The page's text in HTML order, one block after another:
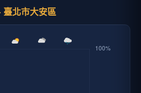
臺北市大安區